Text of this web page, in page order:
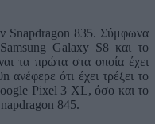
Snapdragon 835. Σύμφωνα
Galaxy S8 και το
τα πρώτα στα οποία έχει
ότι έχει τρέξει το
Pixel 3 XL, όσο και το
845.